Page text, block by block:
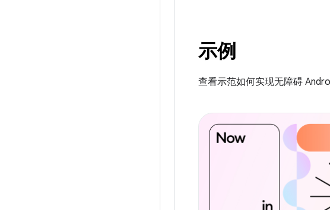
示例
查看示范如何实现无障碍